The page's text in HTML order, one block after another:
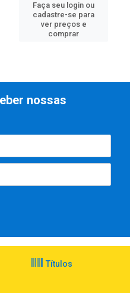
Faça seu login ou
cadastre-se para
ver preços e
comprar
nossas
Títulos